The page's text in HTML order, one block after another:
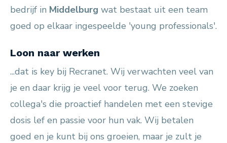
bedrijf in Middelburg wat bestaat uit een team
goed op elkaar ingespeelde 'young professionals'.
Loon naar werken
...dat is key bij Recranet. Wij verwachten veel van
je en daar krijg je veel voor terug. We zoeken
collega's die proactief handelen met een stevige
dosis lef en passie voor hun vak. Wij betalen
goed en je kunt bij ons groeien, maar je zult je